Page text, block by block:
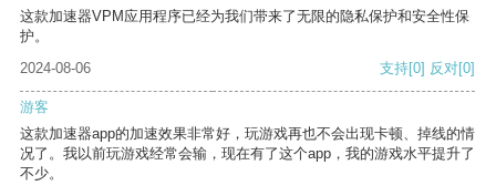
这款加速器VPM应用程序已经为我们带来了无限的隐私保护和安全性保
护。
2024-08-06
支持[0] 反对[0]
游客
这款加速器app的加速效果非常好，玩游戏再也不会出现卡顿、掉线的情
况了。我以前玩游戏经常会输，现在有了这个app，我的游戏水平提升了
不少。